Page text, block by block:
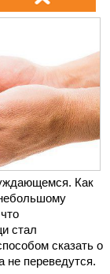
Как
стал
сказать о
не переведутся.